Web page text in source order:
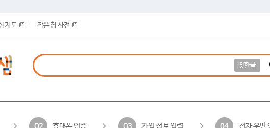
지도 작은 창 사전
옛한글
휴대폰 인증 가입 정보 입력 전자 우편